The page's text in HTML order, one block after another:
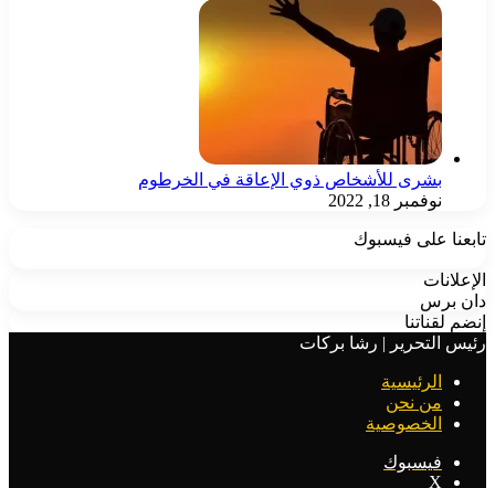
بشرى للأشخاص ذوي الإعاقة في الخرطوم
نوفمبر 18, 2022
تابعنا على فيسبوك
الإعلانات
دان برس
إنضم لقناتنا
رئيس التحرير | رشا بركات
الرئيسية
من نحن
الخصوصية
فيسبوك
‫X